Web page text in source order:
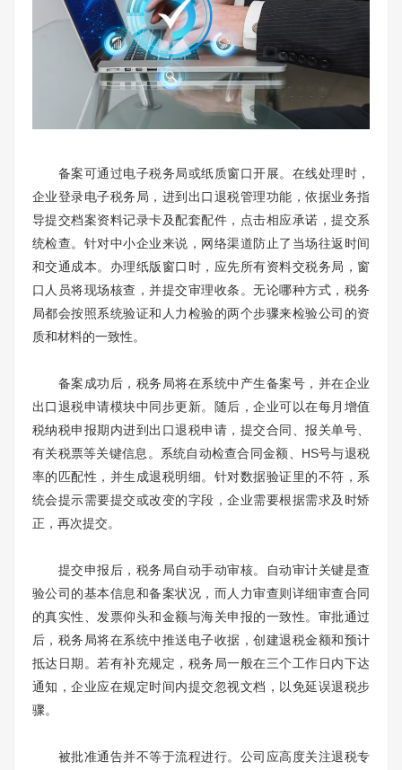
备案可通过电子税务局或纸质窗口开展。在线处理时，
企业登录电子税务局，进到出口退税管理功能，依据业务指
导提交档案资料记录卡及配套配件，点击相应承诺，提交系
统检查。针对中小企业来说，网络渠道防止了当场往返时间
和交通成本。办理纸版窗口时，应先所有资料交税务局，窗
口人员将现场核查，并提交审理收条。无论哪种方式，税务
局都会按照系统验证和人力检验的两个步骤来检验公司的资
质和材料的一致性。
备案成功后，税务局将在系统中产生备案号，并在企业
出口退税申请模块中同步更新。随后，企业可以在每月增值
税纳税申报期内进到出口退税申请，提交合同、报关单号、
有关税票等关键信息。系统自动检查合同金额、HS号与退税
率的匹配性，并生成退税明细。针对数据验证里的不符，系
统会提示需要提交或改变的字段，企业需要根据需求及时矫
正，再次提交。
提交申报后，税务局自动手动审核。自动审计关键是查
验公司的基本信息和备案状况，而人力审查则详细审查合同
的真实性、发票仰头和金额与海关申报的一致性。审批通过
后，税务局将在系统中推送电子收据，创建退税金额和预计
抵达日期。若有补充规定，税务局一般在三个工作日内下达
通知，企业应在规定时间内提交忽视文档，以免延误退税步
骤。
被批准通告并不等于流程进行。公司应高度关注退税专